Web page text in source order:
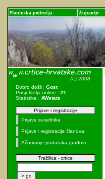
Planinska područja Županije
Dobro došli : Gost
Posjetitelja online : 21
Statistika : AWstats
Prijave i registracije
Prijava suradnika
Prijave i registracije članova
Ažuriranje podataka gradovi
Tražilica - crtice